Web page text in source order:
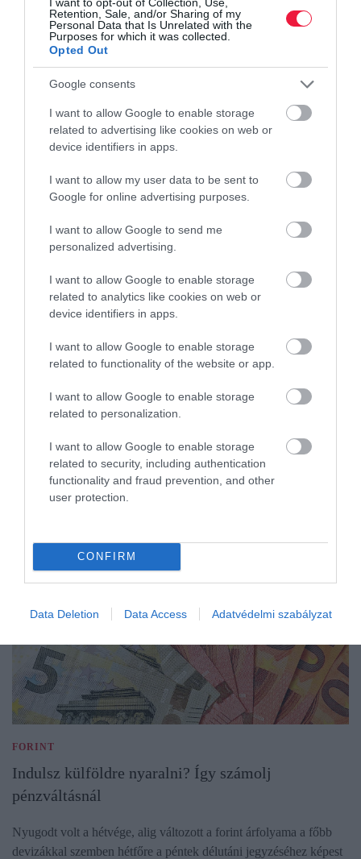
Retention, Sale, and/or Sharing of my
Personal Data that Is Unrelated with the
Purposes for which it was collected.
Opted Out
Google consents
I want to allow Google to enable storage
related to advertising like cookies on web or
device identifiers in apps.
I want to allow my user data to be sent to
Google for online advertising purposes.
I want to allow Google to send me
personalized advertising.
I want to allow Google to enable storage
related to analytics like cookies on web or
device identifiers in apps.
I want to allow Google to enable storage
related to functionality of the website or app.
I want to allow Google to enable storage
related to personalization.
I want to allow Google to enable storage
related to security, including authentication
functionality and fraud prevention, and other
user protection.
CONFIRM
Data Deletion Data Access Adatvédelmi szabályzat
Hitelbírálat előtt nézz utána: így kérd le a KHR-
státuszt
Központi Hitelinformációs Rendszerben (KHR), hiszen ezt
vizsgálják a bankok is a hitelbírálat során. Jó hír, hogy ezért már
FORINT
Indulsz külföldre nyaralni? Így számolj
pénzváltásnál
Nyugodt volt a hétvége, alig változott a forint árfolyama a főbb
devizákkal szemben hétfőre a péntek délutáni jegyzéséhez képest